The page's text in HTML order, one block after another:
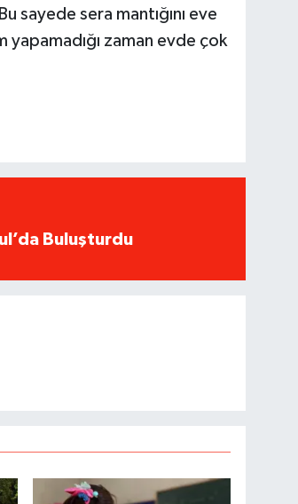
sayede sera mantığını eve
yapamadığı zaman evde çok
Buluşturdu